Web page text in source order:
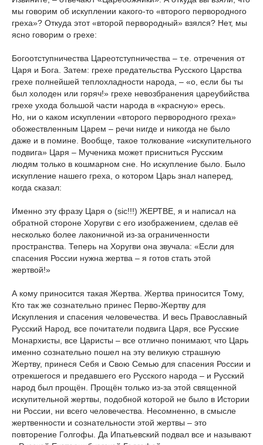
мы говорим об искуплении какого-то «второго первородного
греха»? Откуда этот «второй первородный» взялся? Нет, мы
ясно говорим о грехе:
Богоотступничества Цареотступничества – т.е. отречения от
Царя и Бога. Затем: грехе предательства Русского Царства
грехе полнейшей теплохладности народа, – «о, если бы ты
был холоден или горяч!» грехе невозбранения цареубийства
грехе ухода большой части народа в «красную» ересь.
Но, ни о каком искуплении «второго первородного греха»
обожествленным Царем – речи нигде и никогда не было
даже и в помине. Вообще, такое толкование «искупительного
подвига» Царя – Мученика может присниться Русским
людям только в кошмарном сне. Но искупление было. Было
искупление нашего греха, о котором Царь знал наперед,
когда сказал:
Именно эту фразу Царя о (sic!!!) ЖЕРТВЕ, я и написал на
обратной стороне Хоругви с его изображением, сделав её
несколько более лаконичной из-за ограниченности
пространства. Теперь на Хоругви она звучала: «Если для
спасения России нужна жертва – я готов стать этой
жертвой!»
А кому приносится такая Жертва. Жертва приносится Тому,
Кто так же сознательно принес Перво-Жертву для
Искупления и спасения человечества. И весь Православный
Русский Народ, все почитатели подвига Царя, все Русские
Монархисты, все Царисты – все отлично понимают, что Царь
именно сознательно пошел на эту великую страшную
Жертву, принеся Себя и Свою Семью для спасения России и
отрекшегося и предавшего его Русского народа – и Русский
народ был прощён. Прощён только из-за этой священной
искупительной жертвы, подобной которой не было в Истории
ни России, ни всего человечества. Несомненно, в смысле
жертвенности и сознательности этой жертвы – это
повторение Голгофы. Да Ипатьевский подвал все и называют